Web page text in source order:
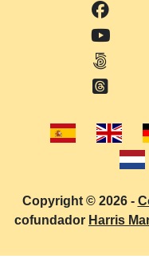
Copyright © 2026 -
cofundador Harris